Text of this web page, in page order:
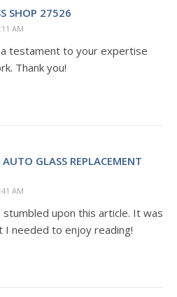
SHOP 27526
AM
testament to your expertise
Thank you!
GLASS REPLACEMENT
AM
stumbled upon this article. It was
I needed to enjoy reading!